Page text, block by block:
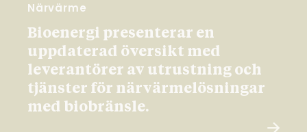
Närvärme
Bioenergi presenterar en
uppdaterad översikt med
leverantörer av utrustning och
tjänster för närvärmelösningar
med biobränsle.